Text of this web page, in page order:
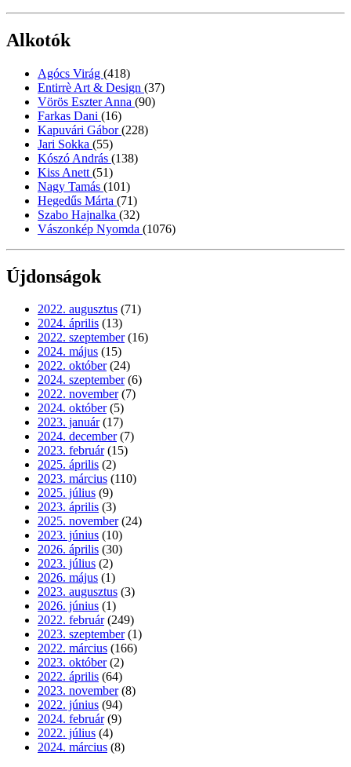
Alkotók
Agócs Virág (418)
Entirrè Art & Design (37)
Vörös Eszter Anna (90)
Farkas Dani (16)
Kapuvári Gábor(228)
Jari Sokka (55)
Kószó András (138)
Kiss Anett (51)
Nagy Tamás (101)
Hegedűs Márta (71)
Szabo Hajnalka (32)
Vászonkép Nyomda (1076)
Újdonságok
2022. augusztus (71)
2024. április (13)
2022. szeptember (16)
2024. május (15)
2022. október (24)
2024. szeptember (6)
2022. november (7)
2024. október (5)
2023. január (17)
2024. december (7)
2023. február (15)
2025. április (2)
2023. március (110)
2025. július (9)
2023. április (3)
2025. november (24)
2023. június (10)
2026. április (30)
2023. július (2)
2026. május (1)
2023. augusztus (3)
2026. június (1)
2022. február (249)
2023. szeptember (1)
2022. március (166)
2023. október (2)
2022. április (64)
2023. november (8)
2022. június (94)
2024. február (9)
2022. július (4)
2024. március (8)